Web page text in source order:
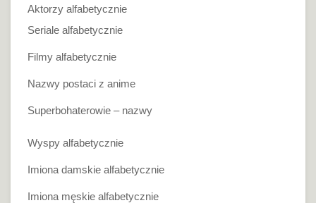
Aktorzy alfabetycznie
Seriale alfabetycznie
Filmy alfabetycznie
Nazwy postaci z anime
Superbohaterowie – nazwy
Wyspy alfabetycznie
Imiona damskie alfabetycznie
Imiona męskie alfabetycznie